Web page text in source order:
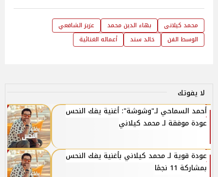
محمد كيلانى بهاء الدين محمد
عزيز الشافعي
الوسط الفن
خالد سند أعماله الغنائية
لا يفوتك
أحمد السماحي لـ"وشوشة": أغنية يفك النحس
عودة موفقة لـ محمد كيلاني
عودة قوية لـ محمد كيلاني بأغنية يفك النحس
بمشاركة 11 نجمًا